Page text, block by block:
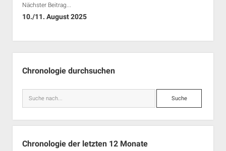
Nächster Beitrag...
10./11. August 2025
Chronologie durchsuchen
Suche
Chronologie der letzten 12 Monate